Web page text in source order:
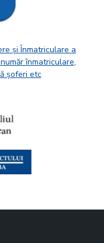
și Înmatriculare a
înmatriculare,
șoferi etc